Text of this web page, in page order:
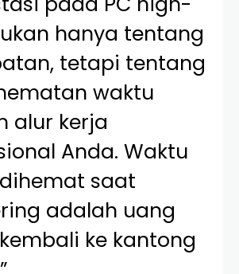
hanya tentang
tetapi tentang
waktu
alur kerja
Anda. Waktu
saat
adalah uang
ke kantong